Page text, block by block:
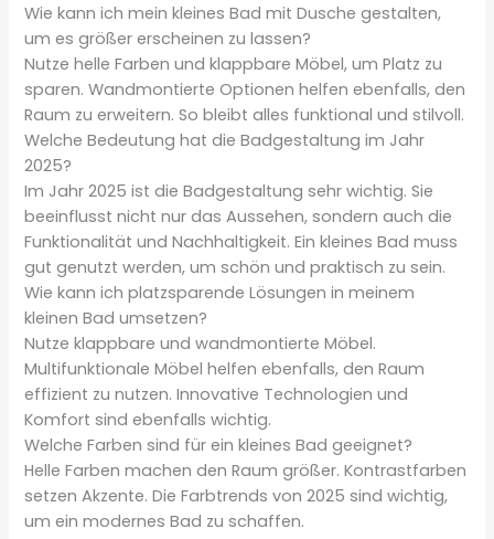
Wie kann ich mein kleines Bad mit Dusche gestalten,
um es größer erscheinen zu lassen?
Nutze helle Farben und klappbare Möbel, um Platz zu
sparen. Wandmontierte Optionen helfen ebenfalls, den
Raum zu erweitern. So bleibt alles funktional und stilvoll.
Welche Bedeutung hat die Badgestaltung im Jahr
2025?
Im Jahr 2025 ist die Badgestaltung sehr wichtig. Sie
beeinflusst nicht nur das Aussehen, sondern auch die
Funktionalität und Nachhaltigkeit. Ein kleines Bad muss
gut genutzt werden, um schön und praktisch zu sein.
Wie kann ich platzsparende Lösungen in meinem
kleinen Bad umsetzen?
Nutze klappbare und wandmontierte Möbel.
Multifunktionale Möbel helfen ebenfalls, den Raum
effizient zu nutzen. Innovative Technologien und
Komfort sind ebenfalls wichtig.
Welche Farben sind für ein kleines Bad geeignet?
Helle Farben machen den Raum größer. Kontrastfarben
setzen Akzente. Die Farbtrends von 2025 sind wichtig,
um ein modernes Bad zu schaffen.